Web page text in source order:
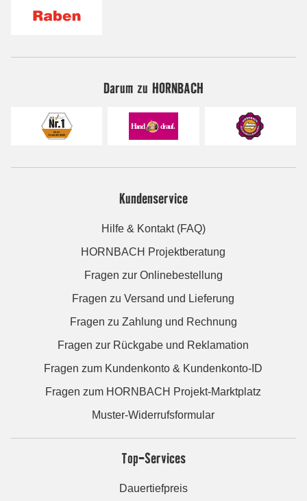
Darum zu HORNBACH
Kundenservice
Hilfe & Kontakt (FAQ)
HORNBACH Projektberatung
Fragen zur Onlinebestellung
Fragen zu Versand und Lieferung
Fragen zu Zahlung und Rechnung
Fragen zur Rückgabe und Reklamation
Fragen zum Kundenkonto & Kundenkonto-ID
Fragen zum HORNBACH Projekt-Marktplatz
Muster-Widerrufsformular
Top-Services
Dauertiefpreis